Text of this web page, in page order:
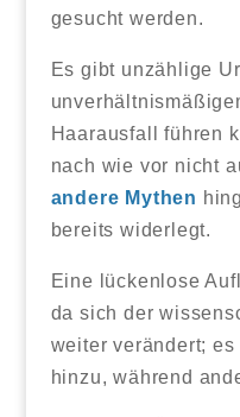
gesucht werden.
Es gibt unzählige
Haarausfall führen
nach wie vor nicht
andere Mythen
bereits widerlegt.
Eine lückenlose
da sich der
weiter verändert;
hinzu, während